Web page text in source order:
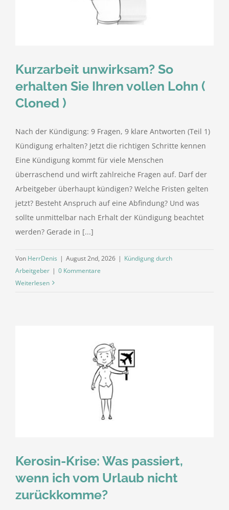
Blog
Datenschutzerklärung
Kurzarbeit unwirksam? So
erhalten Sie Ihren vollen Lohn (
Cloned )
Nach der Kündigung: 9 Fragen, 9 klare Antworten (Teil 1)
Kündigung erhalten? Jetzt die richtigen Schritte kennen
Eine Kündigung kommt für viele Menschen
überraschend und wirft zahlreiche Fragen auf. Darf der
Arbeitgeber überhaupt kündigen? Welche Fristen gelten
jetzt? Besteht Anspruch auf eine Abfindung? Und was
sollte unmittelbar nach Erhalt der Kündigung beachtet
werden? Gerade in [...]
Von HerrDenis | August 2nd, 2026 | Kündigung durch
Arbeitgeber | 0 Kommentare
Weiterlesen
Kerosin-Krise: Was passiert,
wenn ich vom Urlaub nicht
zurückkomme?